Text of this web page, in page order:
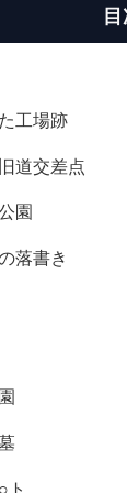
工場跡
道交差点
園
落書き
ト